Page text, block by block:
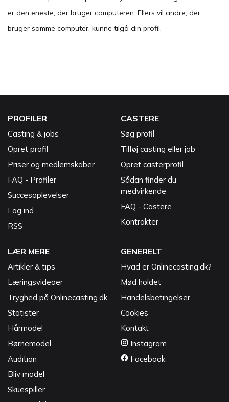
er den eneste, der bruger computeren. Ellers vil andre, der
bruger samme computer, kunne tilgå din profil.
PROFILER
Casting & jobs
Opret profil
Priser og medlemskaber
FAQ - Profiler
Succesoplevelser
Log ind
RSS
CASTERE
Søg profil
Tilføj casting eller job
Opret casterprofil
Sådan finder du
medvirkende
FAQ - Castere
Kontrakter
LÆR MERE
Artikler & tips
Læringsvideoer
Tryghed på Onlinecasting.dk
Statister
Hårmodel
Børnemodel
Audition
Bliv model
Skuespiller
GENERELT
Hvad er Onlinecasting.dk?
Mød holdet
Handelsbetingelser
Cookies
Kontakt
Instagram
Facebook